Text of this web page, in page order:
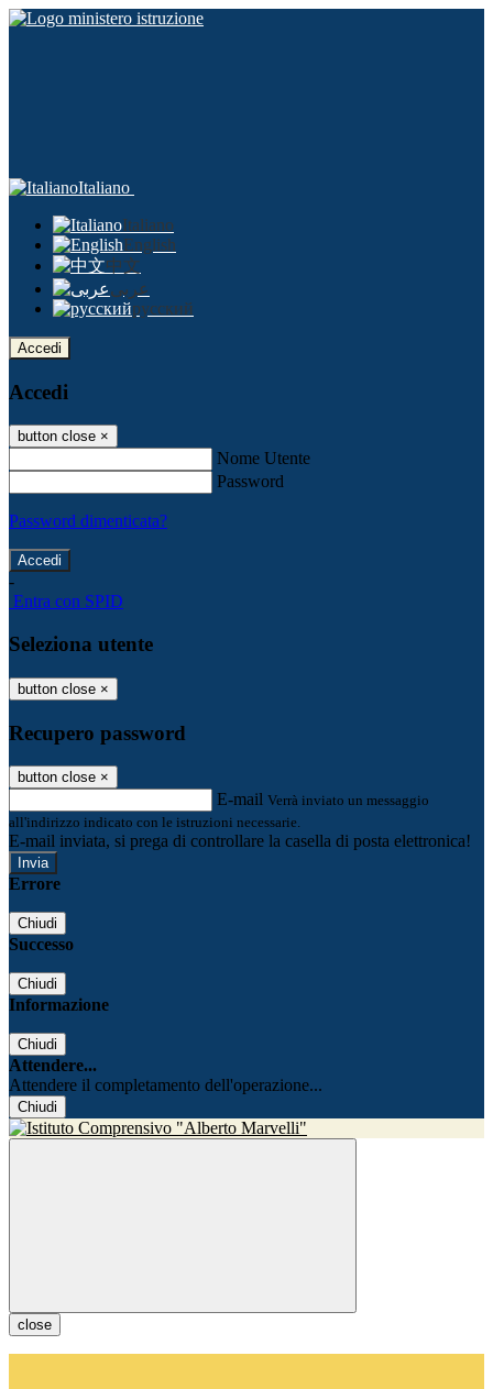
Italiano
Italiano
English
中文
عربى
русский
Accedi
Accedi
button close ×
Nome Utente
Password
Password dimenticata?
-
Entra con SPID
Seleziona utente
button close ×
Recupero password
button close ×
E-mail Verrà inviato un messaggio
all'indirizzo indicato con le istruzioni necessarie.
E-mail inviata, si prega di controllare la casella di posta elettronica!
Errore
Chiudi
Successo
Chiudi
Informazione
Chiudi
Attendere...
Attendere il completamento dell'operazione...
Chiudi
close